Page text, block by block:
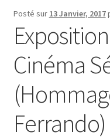
MEMBRES DE FES-TE
LIVRE
SE CONNECTER
Posté sur 13 Janvier, 2017
Cinéma
Ferrando)